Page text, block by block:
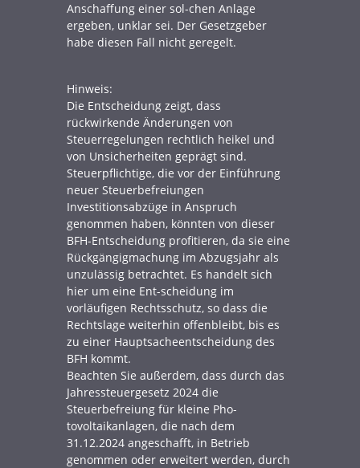
Anschaffung einer sol-chen Anlage
ergeben, unklar sei. Der Gesetzgeber
habe diesen Fall nicht geregelt.
Hinweis:
Die Entscheidung zeigt, dass
rückwirkende Änderungen von
Steuerregelungen rechtlich heikel und
von Unsicherheiten geprägt sind.
Steuerpflichtige, die vor der Einführung
neuer Steuerbefreiungen
Investitionsabzüge in Anspruch
genommen haben, könnten von dieser
BFH-Entscheidung profitieren, da sie eine
Rückgängigmachung im Abzugsjahr als
unzulässig betrachtet. Es handelt sich
hier um eine Ent-scheidung im
vorläufigen Rechtsschutz, so dass die
Rechtslage weiterhin offenbleibt, bis es
zu einer Hauptsacheentscheidung des
BFH kommt.
Beachten Sie außerdem, dass durch das
Jahressteuergesetz 2024 die
Steuerbefreiung für kleine Pho-
tovoltaikanlagen, die nach dem
31.12.2024 angeschafft, in Betrieb
genommen oder erweitert werden, durch